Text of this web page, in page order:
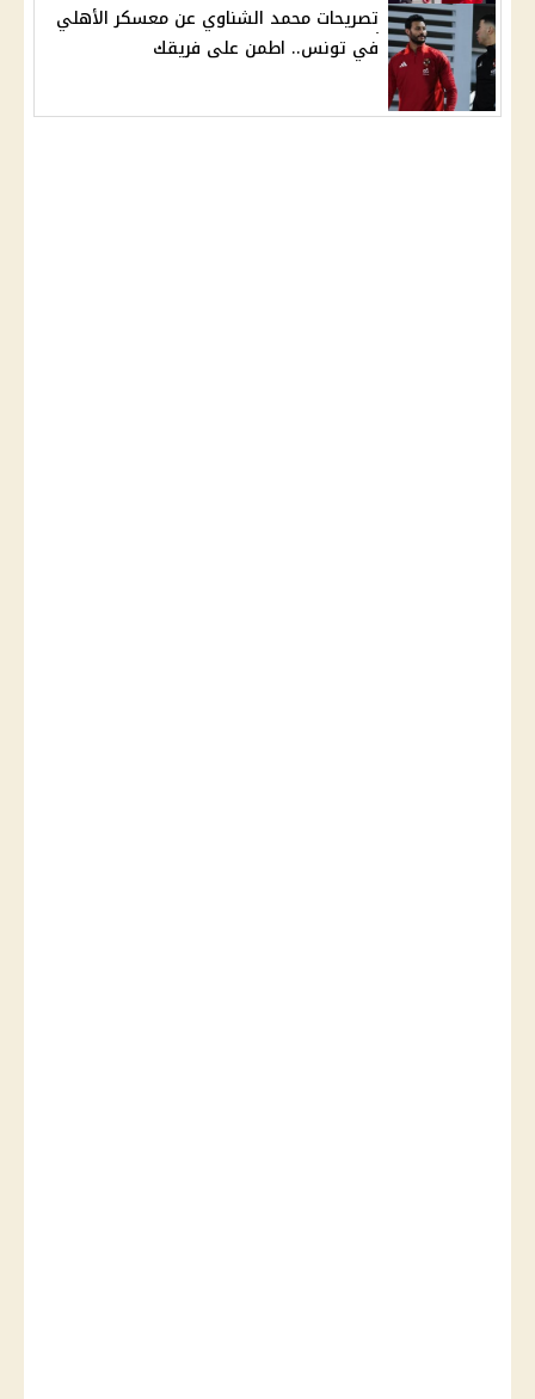
تصريحات محمد الشناوي عن معسكر الأهلي
في تونس.. اطمن على فريقك